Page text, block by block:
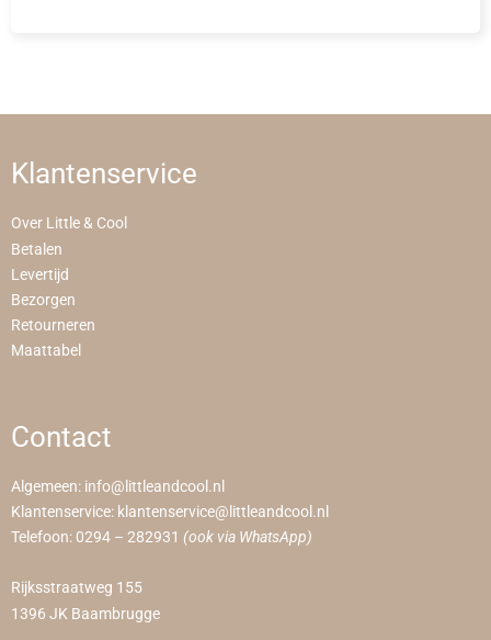
Klantenservice
Over Little & Cool
Betalen
Levertijd
Bezorgen
Retourneren
Maattabel
Contact
Algemeen: info@littleandcool.nl
Klantenservice: klantenservice@littleandcool.nl
Telefoon: 0294 – 282931 (ook via WhatsApp)
Rijksstraatweg 155
1396 JK Baambrugge